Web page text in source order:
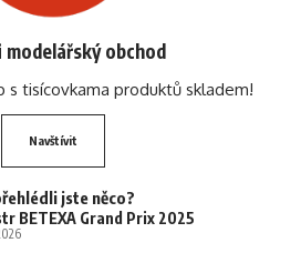
modelářský obchod
s tisícovkama produktů skladem!
Navštívit
jste něco?
BETEXA Grand Prix 2025